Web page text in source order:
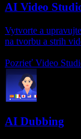
AI Video
Vytvorte a
na tvorbu a strih
Pozrieť Video
AI Dubbing